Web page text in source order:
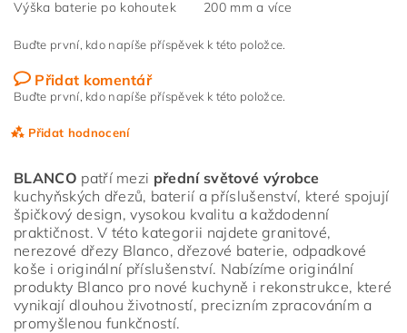
Výška baterie po kohoutek 200 mm a více
Buďte první, kdo napíše příspěvek k této položce.
Přidat komentář
Buďte první, kdo napíše příspěvek k této položce.
Přidat hodnocení
BLANCO patří mezi přední světové výrobce
kuchyňských dřezů, baterií a příslušenství, které spojují
špičkový design, vysokou kvalitu a každodenní
praktičnost. V této kategorii najdete granitové,
nerezové dřezy Blanco, dřezové baterie, odpadkové
koše i originální příslušenství. Nabízíme originální
produkty Blanco pro nové kuchyně i rekonstrukce, které
vynikají dlouhou životností, precizním zpracováním a
promyšlenou funkčností.